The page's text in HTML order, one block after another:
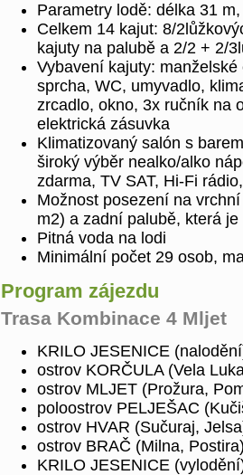
Parametry lodě: délka 31
Celkem 14 kajut: 8/
kajuty na palubě a 2/2 + 2/
Vybavení kajuty:
sprcha, WC, umyvadlo,
zrcadlo, okno, 3x ručník na
elektrická zásuvka
Klimatizovaný salón s
široký výběr nealko/alko
zdarma, TV SAT, Hi-Fi
Možnost posezení na
m2) a zadní palubě, která
Pitná voda na lodi
Minimální počet 29 osob,
Program zájezdu
Trasa Kombinace 4 Mljet
KRILO JESENICE
ostrov KORČULA (Vela
ostrov MLJET (Prožura,
poloostrov PELJEŠAC
ostrov HVAR (Sučuraj,
ostrov BRAČ (Milna,
KRILO JESENICE